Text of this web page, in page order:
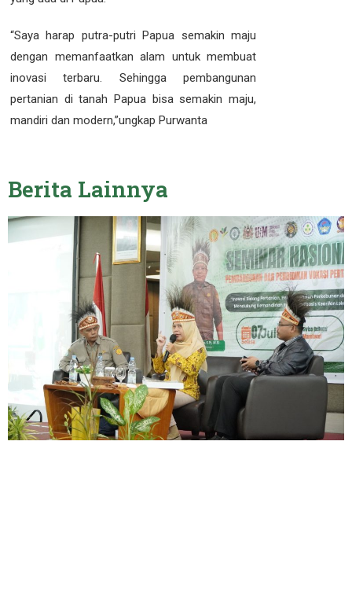
“Saya harap putra-putri Papua semakin maju
dengan memanfaatkan alam untuk membuat
inovasi terbaru. Sehingga pembangunan
pertanian di tanah Papua bisa semakin maju,
mandiri dan modern,”ungkap Purwanta
Berita Lainnya